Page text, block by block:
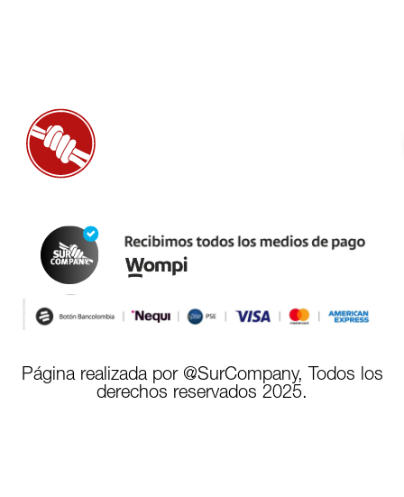
Página realizada por @SurCompany, Todos los
derechos reservados 2025.